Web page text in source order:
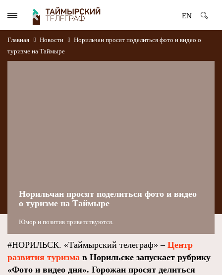
EN
Главная Новости
Норильчан просят поделиться фото и видео о
туризме на Таймыре
Норильчан просят поделиться фото и видео
о туризме на Таймыре
Юмор и позитив приветствуются.
#НОРИЛЬСК. «Таймырский телеграф» – Центр
развития туризма в Норильске запускает рубрику
«Фото и видео дня». Горожан просят делиться